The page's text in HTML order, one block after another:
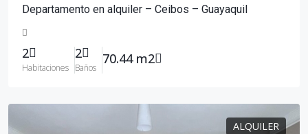
Departamento en alquiler – Ceibos – Guayaquil
2
Habitaciones
2
Baños
70.44 m2
ALQUILER